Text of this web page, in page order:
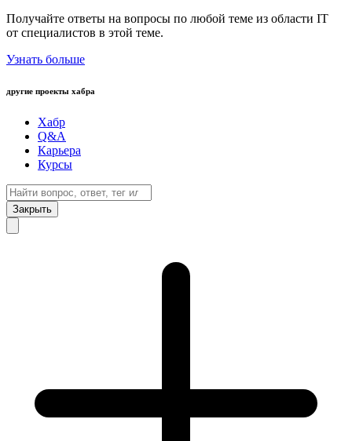
Получайте ответы на вопросы по любой теме из области IT
от специалистов в этой теме.
Узнать больше
другие проекты хабра
Хабр
Q&A
Карьера
Курсы
Закрыть